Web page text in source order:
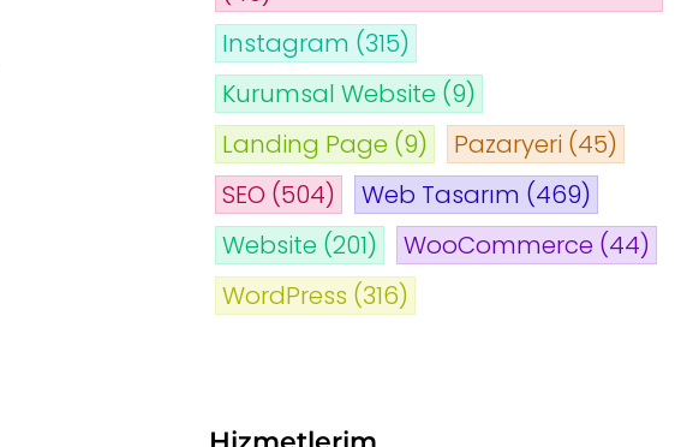
Instagram (315)
Kurumsal Website (9)
Landing Page (9) Pazaryeri (45)
SEO (504) Web Tasarım (469)
Website (201) WooCommerce (44)
WordPress (316)